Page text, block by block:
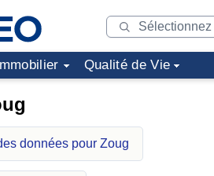
Qualité de Vie
données pour Zoug